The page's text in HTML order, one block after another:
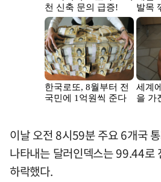
이날 오전 8시59분 주요 6개국
나타내는 달러인덱스는 99.44로
하락했다.